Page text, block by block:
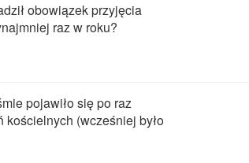
obowiązek przyjęcia
raz w roku?
pojawiło się po raz
kościelnych (wcześniej było